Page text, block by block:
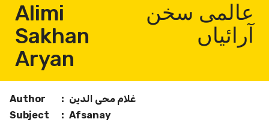
Alimi
Sakhan
Aryan
عالمی سخن
آرائیاں
Author :
Subject
: Afsanay